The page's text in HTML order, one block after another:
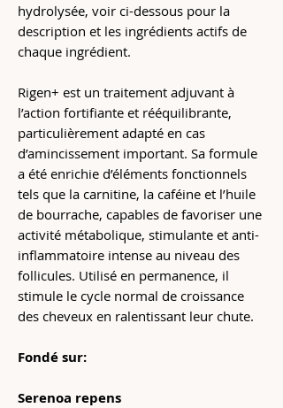
hydrolysée, voir ci-dessous pour la
description et les ingrédients actifs de
chaque ingrédient.
Rigen+ est un traitement adjuvant à
l’action fortifiante et rééquilibrante,
particulièrement adapté en cas
d’amincissement important. Sa formule
a été enrichie d’éléments fonctionnels
tels que la carnitine, la caféine et l’huile
de bourrache, capables de favoriser une
activité métabolique, stimulante et anti-
inflammatoire intense au niveau des
follicules. Utilisé en permanence, il
stimule le cycle normal de croissance
des cheveux en ralentissant leur chute.
Fondé sur:
Serenoa repens